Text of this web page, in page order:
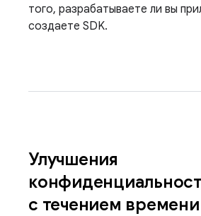
того, разрабатываете ли вы
создаете SDK.
Улучшения
с течением времени